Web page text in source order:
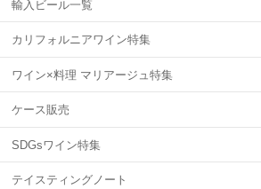
輸入ビール一覧
カリフォルニアワイン特集
ワイン×料理 マリアージュ特集
ケース販売
SDGsワイン特集
テイスティングノート